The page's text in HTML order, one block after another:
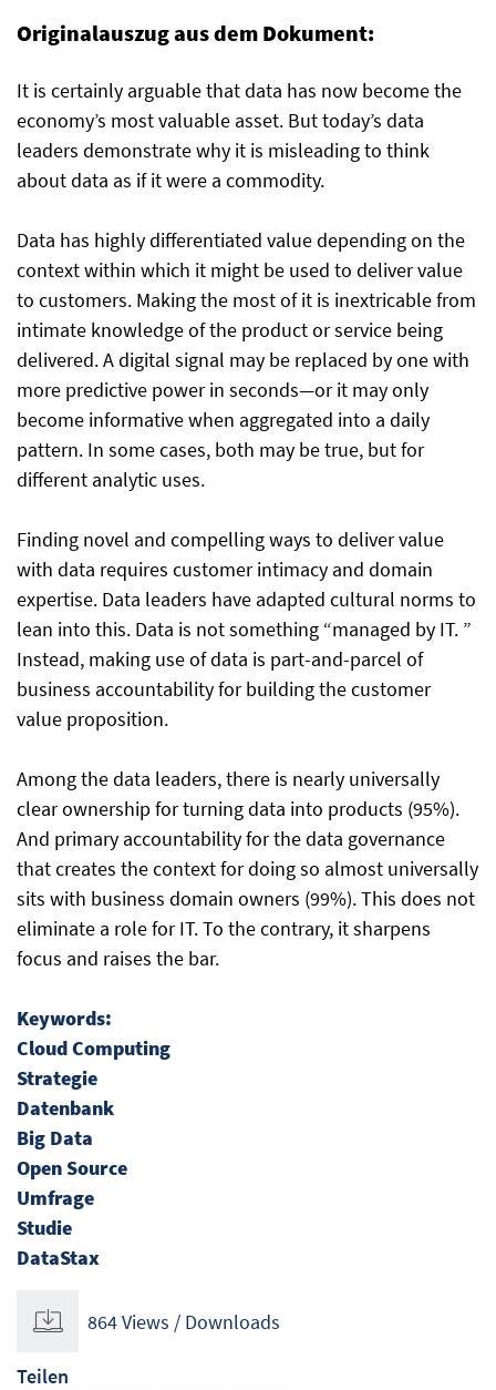
Originalauszug aus dem Dokument:
It is certainly arguable that data has now become the
economy’s most valuable asset. But today’s data
leaders demonstrate why it is misleading to think
about data as if it were a commodity.
Data has highly differentiated value depending on the
context within which it might be used to deliver value
to customers. Making the most of it is inextricable from
intimate knowledge of the product or service being
delivered. A digital signal may be replaced by one with
more predictive power in seconds—or it may only
become informative when aggregated into a daily
pattern. In some cases, both may be true, but for
different analytic uses.
Finding novel and compelling ways to deliver value
with data requires customer intimacy and domain
expertise. Data leaders have adapted cultural norms to
lean into this. Data is not something “managed by IT. ”
Instead, making use of data is part-and-parcel of
business accountability for building the customer
value proposition.
Among the data leaders, there is nearly universally
clear ownership for turning data into products (95%).
And primary accountability for the data governance
that creates the context for doing so almost universally
sits with business domain owners (99%). This does not
eliminate a role for IT. To the contrary, it sharpens
focus and raises the bar.
Keywords:
Cloud Computing
Strategie
Datenbank
Big Data
Open Source
Umfrage
Studie
DataStax
864 Views / Downloads
Teilen